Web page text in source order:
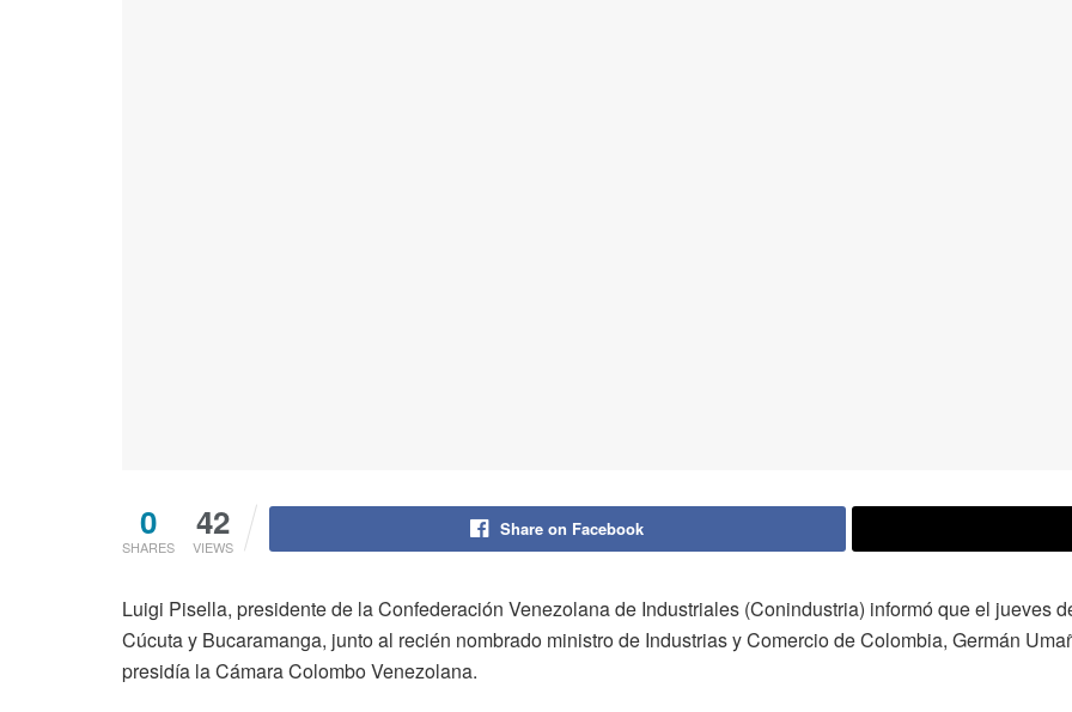
0
SHARES
42
VIEWS
Share on Facebook
Luigi Pisella, presidente de la Confederación Venezolana de Industriales (Conindustria) informó que el jueves
Cúcuta y Bucaramanga, junto al recién nombrado ministro de Industrias y Comercio de Colombia, Germán
presidía la Cámara Colombo Venezolana.